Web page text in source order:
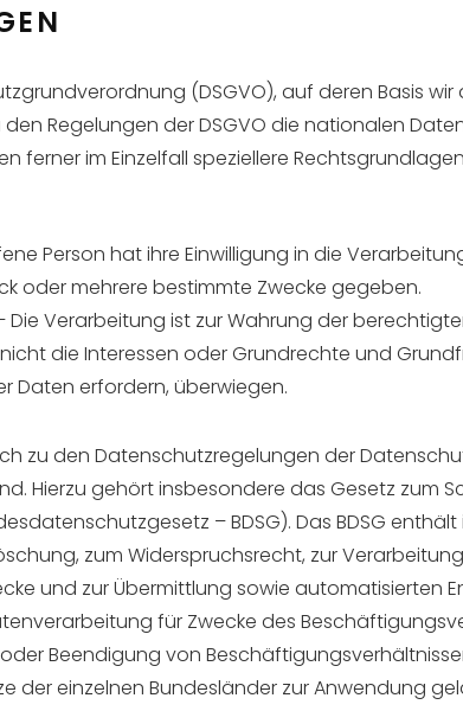
(DSGVO), auf deren Basis
Regelungen der DSGVO die nationalen
ferner im Einzelfall speziellere
Person hat ihre Einwilligung in die
oder mehrere bestimmte Zwecke gegeben.
Die Verarbeitung ist zur Wahrung der
die Interessen oder Grundrechte und
Daten erfordern, überwiegen.
zu den Datenschutzregelungen der
Hierzu gehört insbesondere das Gesetz zum
– BDSG). Das BDSG
zum Widerspruchsrecht, zur
und zur Übermittlung sowie automatisierten
für Zwecke des
Beendigung von
der einzelnen Bundesländer zur Anwendung